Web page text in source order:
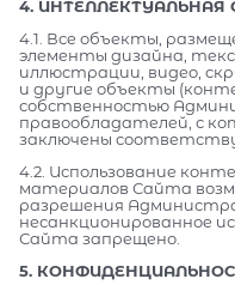
4. ИНТЕЛЛЕКТУАЛЬНАЯ
4.1. Все объекты,
элементы дизайна,
иллюстрации, видео,
и другие объекты
собственностью
правообладателей, с
заключены
4.2. Использование
материалов Сайта
разрешения
несанкционированное
Сайта запрещено.
5.